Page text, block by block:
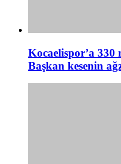
Kocaelispor’a
Başkan kesenin